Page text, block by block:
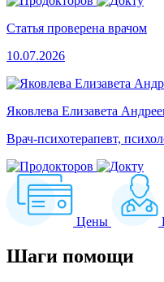
Статья проверена врачом
10.07.2026
Яковлева Елизавета
Врач-психотерапевт,
Цены
Шаги помощи